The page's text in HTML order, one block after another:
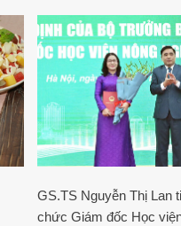
GS.TS Nguyễn Thị Lan
chức Giám đốc Học